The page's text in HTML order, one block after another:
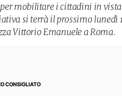
mobilitare i cittadini in
si terrà il prossimo lunedì
Vittorio Emanuele a Roma.
CONSIGLIATO